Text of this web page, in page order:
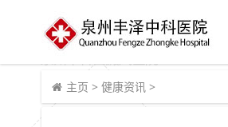
主页 > 健康资讯 >